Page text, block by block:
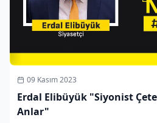
09 Kasım 2023
Erdal Elibüyük "Siyonist
Anlar"